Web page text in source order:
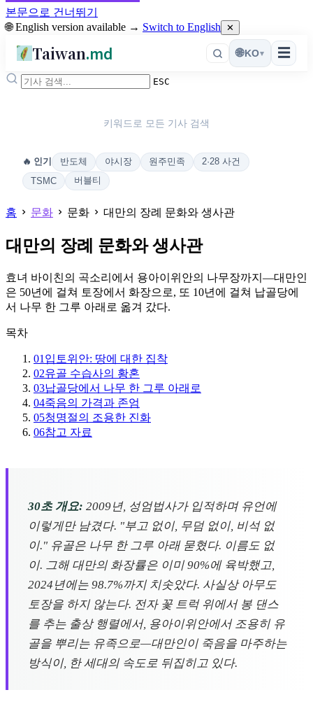
본문으로 건너뛰기
🌐 English version available → Switch to English ✕
Taiwan.md ☰
🌐KO▾
ESC
키워드로 모든 기사 검색
🔥 인기 반도체 야시장 원주민족
2·28 사건
TSMC
버블티
홈 문화 문화 대만의 장례 문화와 생사관
대만의 장례 문화와 생사관
효녀 바이친의 곡소리에서 용아이위안의 나무장까지—대만인
은 50년에 걸쳐 토장에서 화장으로, 또 10년에 걸쳐 납골당에
서 나무 한 그루 아래로 옮겨 갔다.
목차
01 입토위안: 땅에 대한 집착
02유골 수습사의 황혼
03납골당에서 나무 한 그루 아래로
04죽음의 가격과 존엄
05청명절의 조용한 진화
06참고 자료
30초 개요: 2009년, 성엄법사가 입적하며 유언에
이렇게만 남겼다. "부고 없이, 무덤 없이, 비석 없
이." 유골은 나무 한 그루 아래 묻혔다. 이름도 없
이. 그해 대만의 화장률은 이미 90%에 육박했고,
2024년에는 98.7%까지 치솟았다. 사실상 아무도
토장을 하지 않는다. 전자 꽃 트럭 위에서 봉 댄스
를 추는 출상 행렬에서, 용아이위안에서 조용히 유
골을 뿌리는 유족으로—대만인이 죽음을 마주하는
방식이, 한 세대의 속도로 뒤집히고 있다.